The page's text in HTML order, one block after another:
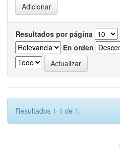
Resultados por página
En orden
Resultados 1-1 de 1.